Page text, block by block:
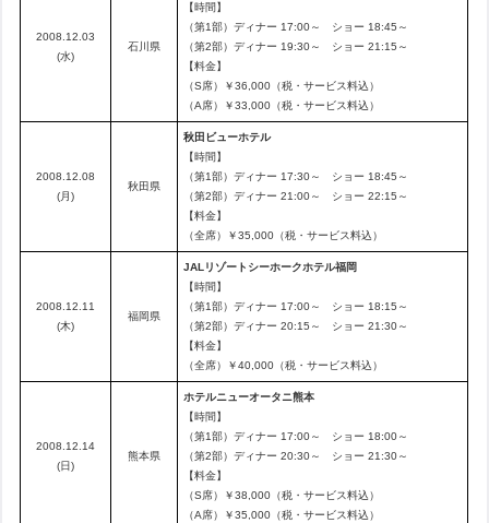
2008.12.03
(水)
石川県
【時間】
（第1部）ディナー 17:00～ ショー 18:45～
（第2部）ディナー 19:30～ ショー 21:15～
【料金】
（S席）￥36,000（税・サービス料込）
（A席）￥33,000（税・サービス料込）
2008.12.08
(月)
秋田県
秋田ビューホテル
【時間】
（第1部）ディナー 17:30～ ショー 18:45～
（第2部）ディナー 21:00～ ショー 22:15～
【料金】
（全席）￥35,000（税・サービス料込）
2008.12.11
(木)
福岡県
JALリゾートシーホークホテル福岡
【時間】
（第1部）ディナー 17:00～ ショー 18:15～
（第2部）ディナー 20:15～ ショー 21:30～
【料金】
（全席）￥40,000（税・サービス料込）
2008.12.14
(日)
熊本県
ホテルニューオータニ熊本
【時間】
（第1部）ディナー 17:00～ ショー 18:00～
（第2部）ディナー 20:30～ ショー 21:30～
【料金】
（S席）￥38,000（税・サービス料込）
（A席）￥35,000（税・サービス料込）